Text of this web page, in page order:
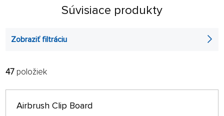
Súvisiace produkty
Zobraziť filtráciu
FILTROVAŤ:
ABECEDNE
47 položiek
Airbrush Clip Board